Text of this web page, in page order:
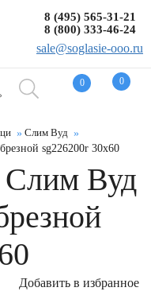
0 0
8 (495) 565-31-21
8 (800) 333-46-24
sale@soglasie-ooo.ru
Слим Вуд
sg226200r 30x60
Слим Вуд
Добавить в избранное